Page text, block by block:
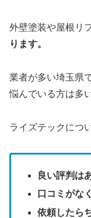
外壁塗装や屋根リ
ります。
業者が多い埼玉県
悩んでいる方は多
ライズテックにつ
良い評判は
口コミがな
依頼したら